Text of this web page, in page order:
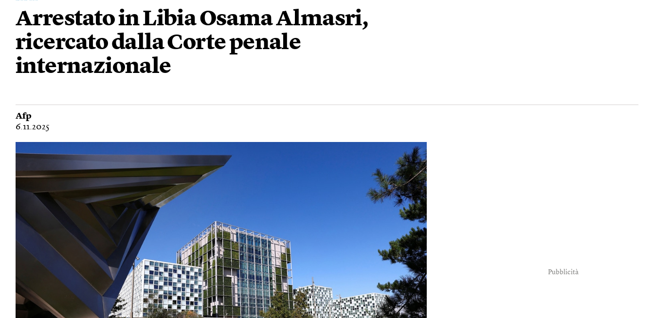
Arrestato in Libia Osama Almasri,
ricercato dalla Corte penale
internazionale
Afp
6.11.2025
Pubblicità